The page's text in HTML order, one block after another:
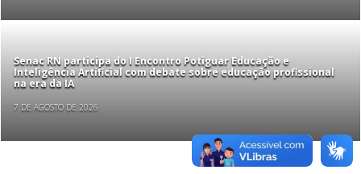
Senac RN participa do I Encontro Potiguar Educação e
Inteligência Artificial com debate sobre educação profissional
na era da IA
7 DE AGOSTO DE 2026